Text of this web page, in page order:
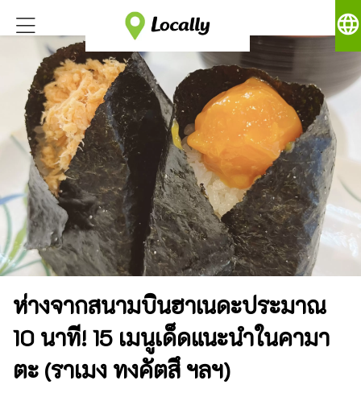
language
ห่างจากสนามบินฮาเนดะประมาณ
10 นาที! 15 เมนูเด็ดแนะนำในคามา
ตะ (ราเมง ทงคัตสึ ฯลฯ)